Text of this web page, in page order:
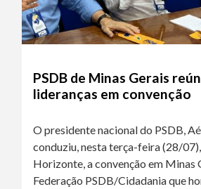
PSDB de Minas Gerais
lideranças em convenção
O presidente nacional do PSDB,
conduziu, nesta terça-feira (28/
Horizonte, a convenção em Minas
Federação PSDB/Cidadania que